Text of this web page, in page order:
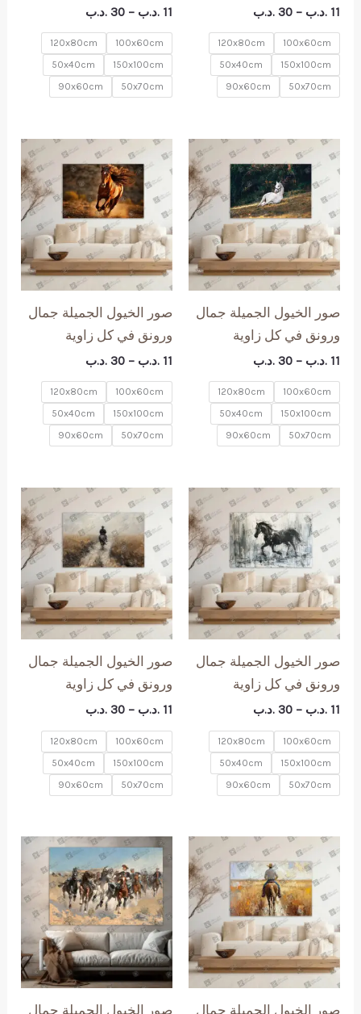
11 .د.ب –
30 .د.ب
من
⁦11 .د.ب⁩
خلال
⁦30 .د.ب⁩
100x60cm
120x80cm
150x100cm
50x40cm
50x70cm
90x60cm
11 .د.ب –
30 .د.ب
من
خلال
100x60cm
120x80cm
150x100cm
50x40cm
50x70cm
90x60cm
صور الخيول الجميلة جمال
ورونق في كل زاوية
11 .د.ب –
30 .د.ب
من
⁦11 .د.ب⁩
خلال
⁦30 .د.ب⁩
100x60cm
120x80cm
150x100cm
50x40cm
50x70cm
90x60cm
صور الخيول الجميلة جمال
ورونق في كل زاوية
11 .د.ب –
30 .د.ب
من
خلال
100x60cm
120x80cm
150x100cm
50x40cm
50x70cm
90x60cm
صور الخيول الجميلة جمال
ورونق في كل زاوية
11 .د.ب –
30 .د.ب
من
⁦11 .د.ب⁩
خلال
⁦30 .د.ب⁩
100x60cm
120x80cm
150x100cm
50x40cm
50x70cm
90x60cm
صور الخيول الجميلة جمال
ورونق في كل زاوية
11 .د.ب –
30 .د.ب
من
خلال
100x60cm
120x80cm
150x100cm
50x40cm
50x70cm
90x60cm
صور الخيول الجميلة جمال صور الخيول الجميلة جمال